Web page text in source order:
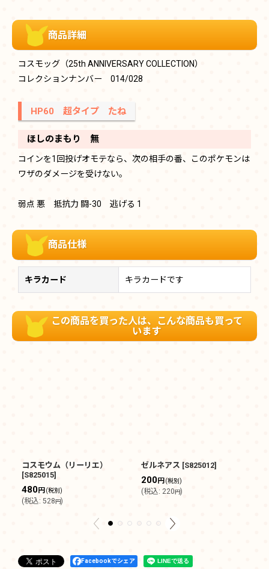
商品詳細
コスモッグ（25th ANNIVERSARY COLLECTION）
コレクションナンバー 014/028
HP60 超タイプ たね
ほしのまもり 無
コインを1回投げオモテなら、次の相手の番、このポケモンは
ワザのダメージを受けない。
弱点 悪 抵抗力 闘-30 逃げる 1
商品仕様
キラカード キラカードです
この商品を買った人は、こんな商品も買って
います
コスモウム（リーリエ）
[S825015]
480円(税別)
(税込: 528円)
ゼルネアス [S825012]
200円(税別)
(税込: 220円)
Facebookでシェア